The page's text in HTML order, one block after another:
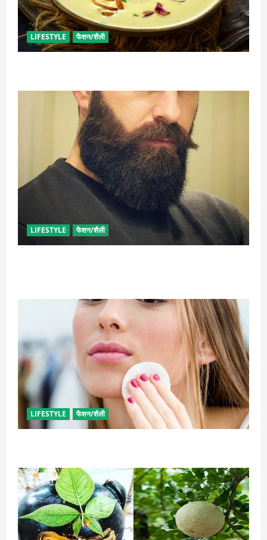
LIFESTYLE फैशन/शैली
LIFESTYLE फैशन/शैली
LIFESTYLE फैशन/शैली